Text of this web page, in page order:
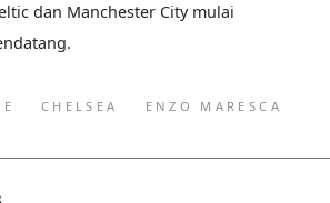
dan Manchester City mulai
CHELSEA ENZO MARESCA